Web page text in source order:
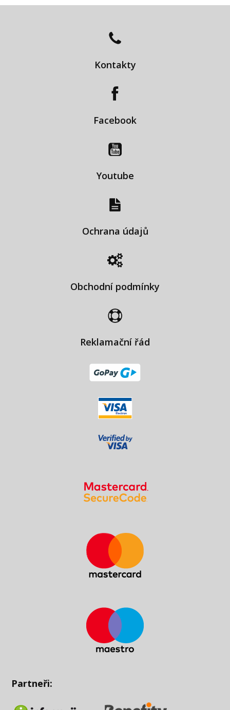
Kontakty
Facebook
Youtube
Ochrana údajů
Obchodní podmínky
Reklamační řád
Partneři: